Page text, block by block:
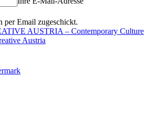
per Email zugeschickt.
AUSTRIA – Contemporary Culture